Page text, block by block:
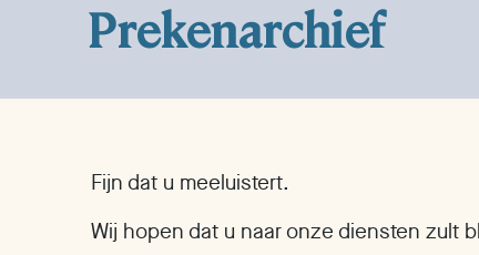
Prekenarchief
Fijn dat u meeluistert.
Wij hopen dat u naar onze diensten zult